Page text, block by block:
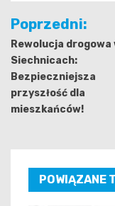
Nawigacja
wpisu
Poprzedni:
Rewolucja drogowa
Siechnicach:
Bezpieczniejsza
przyszłość dla
mieszkańców!
POWIĄZANE